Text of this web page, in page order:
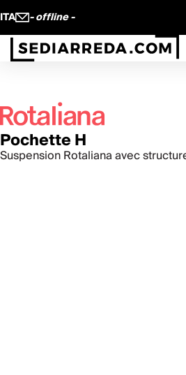
ITA - offline -
Pochette H
Suspension Rotaliana avec